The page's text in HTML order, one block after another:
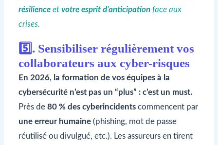
résilience etvotre esprit d’anticipation face aux
crises.
5️⃣. Sensibiliser régulièrement vos
collaborateurs aux cyber-risques
En 2026, la formation de vos équipes à la
cybersécurité n’est pas un “plus” : c’est un must.
Près de80 % des cyberincidents commencent par
une erreur humaine (phishing, mot de passe
réutilisé ou divulgué, etc.). Les assureurs en tirent